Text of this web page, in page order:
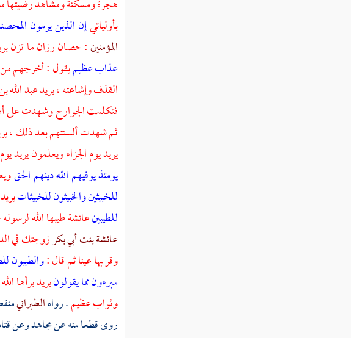
هجرة ومسكنة ومشاهد رضيتها
بأوليائيإن الذين يرمون
المؤمنين: حصان رزان ما تزن
عذاب عظيميقول : أخرجهم من
القذف وإشاعته ، يريدعبد الله
فتكلمت الجوارح وشهدت على
ثم شهدت ألسنتهم بعد ذلك ،
يريد يوم الجزاء ويعلمون يريد
يومئذ يوفيهم الله دينهم الحق
للخبيثين والخبيثون للخبيثات
للطيبينعائشةطيبها الله
عائشة بنت أبي بكرزوجتك في
وقر بها عينا ثم قال :والطيبون
مبرءون مما يقولونيريد برأها
وثواب عظيم. رواهالطبراني
روى قطعا منه عنمجاهدوعن